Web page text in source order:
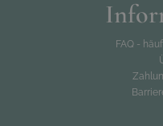
FAQ -